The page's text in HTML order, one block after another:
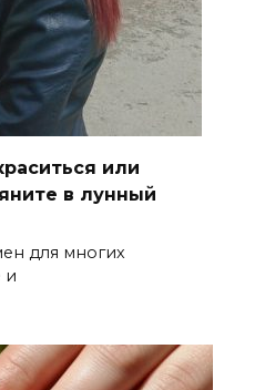
или
в лунный
для многих
и